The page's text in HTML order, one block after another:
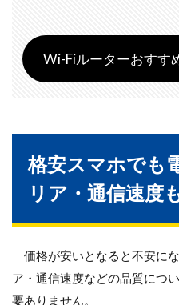
Wi-Fiルーターおすす
格安スマホでも
リア・通信速度
価格が安いとなると不安に
ア・通信速度などの品質につ
要ありません。